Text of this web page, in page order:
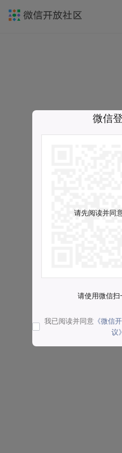
微信
请先阅读并同
请使用微信扫
我已阅读并同意 《微信
议》